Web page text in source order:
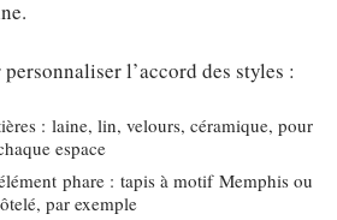
l’accord des styles :
: laine, lin, velours, céramique, pour
espace
phare : tapis à motif Memphis ou
par exemple